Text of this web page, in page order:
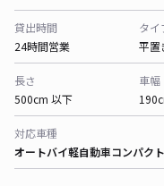
貸出時間
24時間営業
タイ
平置
長さ
500cm 以下
車幅
対応車種
オートバイ軽自動車コンパク